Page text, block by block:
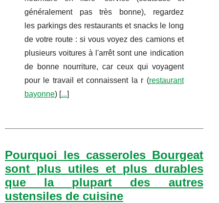
généralement pas très bonne), regardez
les parkings des restaurants et snacks le long
de votre route : si vous voyez des camions et
plusieurs voitures à l'arrêt sont une indication
de bonne nourriture, car ceux qui voyagent
pour le travail et connaissent la r (restaurant
bayonne) [...]
Pourquoi les casseroles Bourgeat
sont plus utiles et plus durables
que la plupart des autres
ustensiles de cuisine